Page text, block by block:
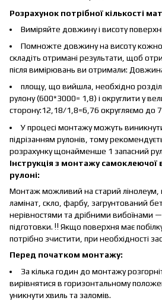
Розрахунок потрібної кількості
Виміряйте довжину і висоту
Помножте довжину на висоту
складіть отримані результати, щоб
після вимірювань ви отримали:
площу, що вийшла, необхідно
рулону (600*3000= 1,8) і округлити у
сторону:12,18/1,8=6,76 округляємо до
У процесі монтажу можуть
підрізанням рулонів, тому
розрахунку щонайменше 1 запасний
Інструкція з монтажу самоклеючої
рулоні:
Монтаж можливий на старий лінолеум,
ламінат, скло, фарбу, загрунтований
нерівностями та дрібними вибоїнами —
підготовки. ‼️ Якщо поверхня має
потрібно зчистити, при необхідності
Перед початком монтажу:
За кілька годин до монтажу
вирівнятися в горизонтальному
уникнути хвиль та заломів.